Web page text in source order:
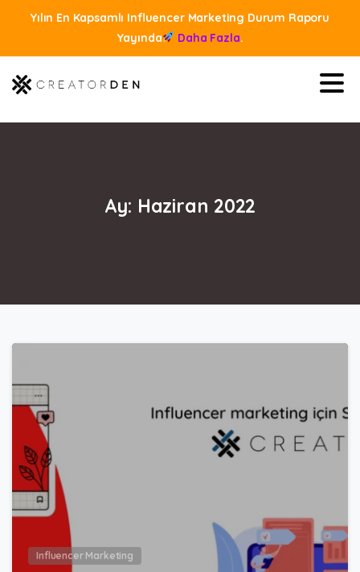
Yılın En Kapsamlı Influencer Marketing Durum Raporu
Yayında
Daha Fazla.
Ay: Haziran 2022
Influencer Marketing